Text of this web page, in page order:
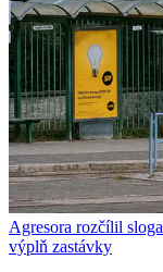
Agresora rozčílil
výplň zastávky